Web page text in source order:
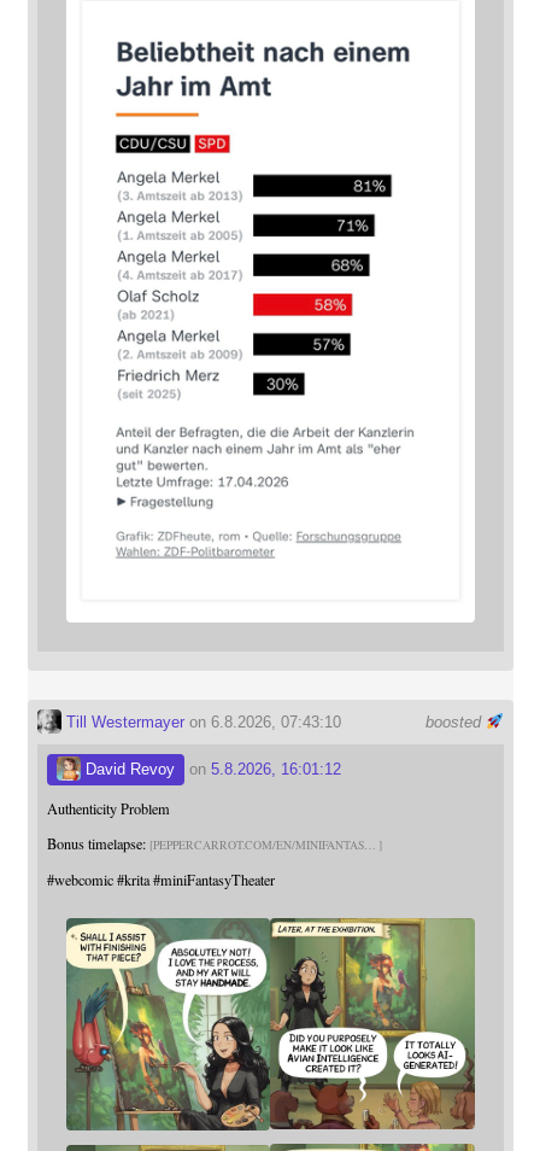
boosted
Till Westermayeron 6.8.2026, 07:43:10
David Revoy on 5.8.2026, 16:01:12
Authenticity Problem
Bonus timelapse: PEPPERCARROT.COM/EN/MINIFANTAS
#webcomic #krita #miniFantasyTheater